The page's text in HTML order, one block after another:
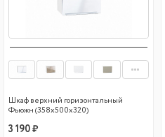
Шкаф верхний горизонтальный
Фьюжн (358х500х320)
3 190 ₽